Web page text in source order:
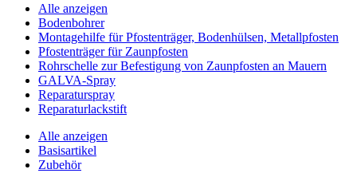
Alle anzeigen
Bodenbohrer
Montagehilfe für Pfostenträger, Bodenhülsen, Metallpfosten
Pfostenträger für Zaunpfosten
Rohrschelle zur Befestigung von Zaunpfosten an Mauern
GALVA-Spray
Reparaturspray
Reparaturlackstift
Alle anzeigen
Basisartikel
Zubehör